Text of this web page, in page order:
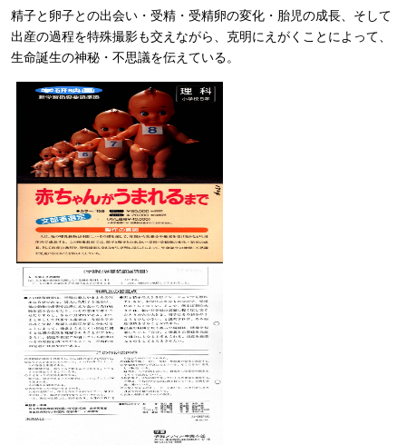
精子と卵子との出会い・受精・受精卵の変化・胎児の成長、そして
出産の過程を特殊撮影も交えながら、克明にえがくことによって、
生命誕生の神秘・不思議を伝えている。